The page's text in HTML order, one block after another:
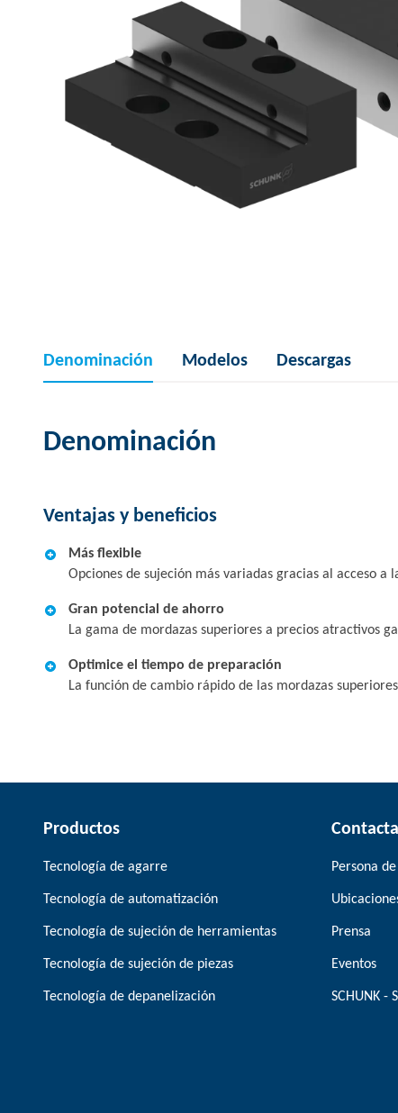
Denominación Modelos Descargas
Denominación
Ventajas y beneficios
Más flexible
Opciones de sujeción más variadas gracias al acceso a
Gran potencial de ahorro
La gama de mordazas superiores a precios atractivos
Optimice el tiempo de preparación
La función de cambio rápido de las mordazas
Productos
Tecnología de agarre
Tecnología de automatización
Tecnología de sujeción de herramientas
Tecnología de sujeción de piezas
Tecnología de depanelización
Persona
Prensa
Eventos
SCHUNK -